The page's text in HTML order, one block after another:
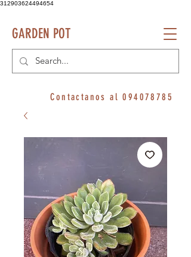
312903624494654
GARDEN POT
Contactanos al094078785